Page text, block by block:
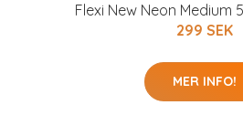
Flexi New Neon Medium
299 SEK
MER INFO!